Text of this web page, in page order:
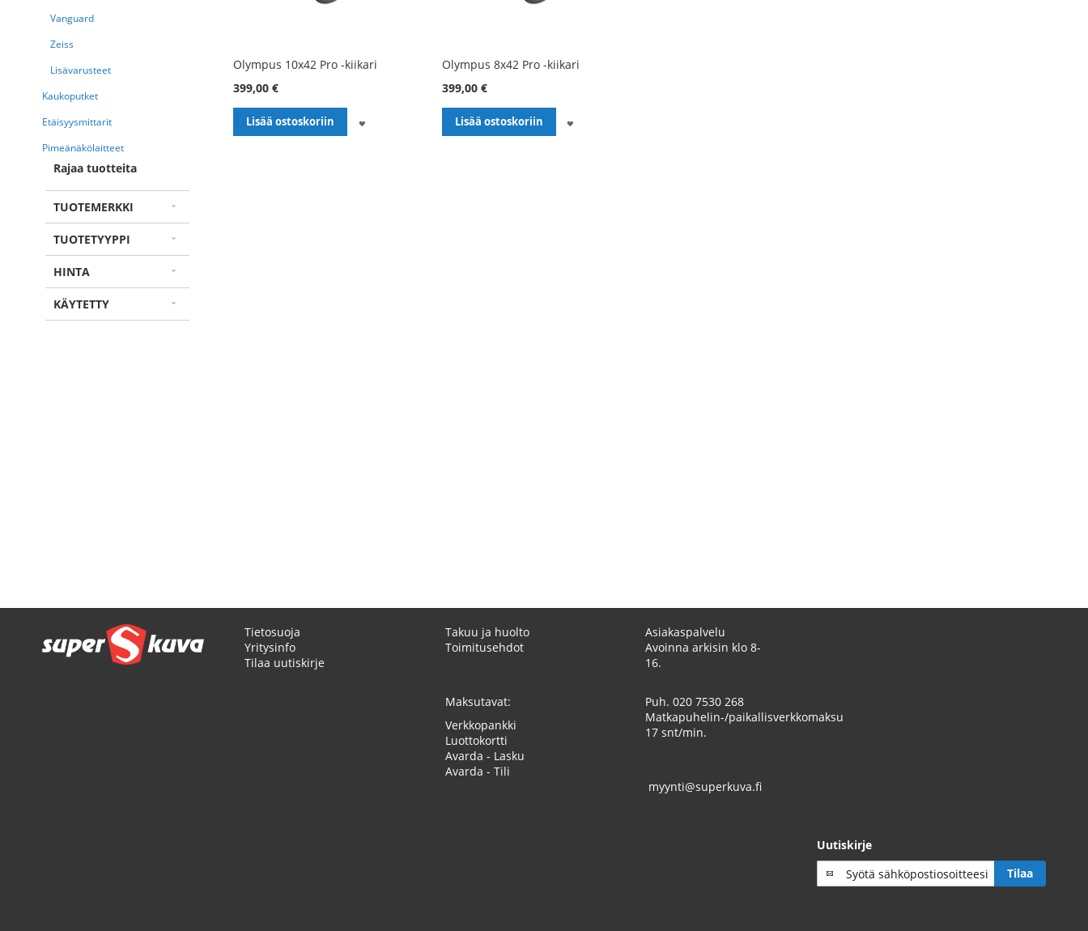
Olympus 10x42 Pro -kiikari
399,00 €
Lisää ostoskoriin
Olympus 8x42 Pro -kiikari
399,00 €
Lisää ostoskoriin
Vanguard
Zeiss
Lisävarusteet
Kaukoputket
Etäisyysmittarit
Pimeänäkölaitteet
Rajaa tuotteita
TUOTEMERKKI
TUOTETYYPPI
HINTA
KÄYTETTY
Tietosuoja
Yritysinfo
Tilaa uutiskirje
Takuu ja huolto
Toimitusehdot
Maksutavat:
Verkkopankki
Luottokortti
Avarda - Lasku
Avarda - Tili
Asiakaspalvelu
Avoinna arkisin klo 8-
16.
Puh. 020 7530 268
Matkapuhelin-/paikallisverkkomaksu
17 snt/min.
myynti@superkuva.fi
Uutiskirje
Tilaa
uutiskirje
Tilaa